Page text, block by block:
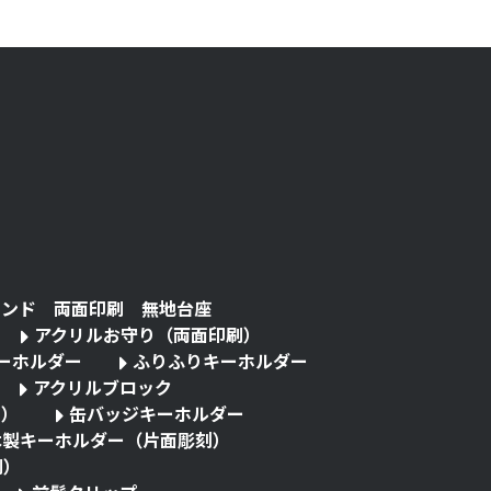
ンド 両面印刷 無地台座
アクリルお守り（両面印刷）
ホルダー
ふりふりキーホルダー
アクリルブロック
缶バッジキーホルダー
キーホルダー（片面彫刻）